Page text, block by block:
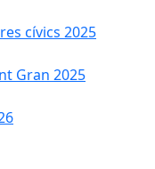
cívics 2025
Gran 2025